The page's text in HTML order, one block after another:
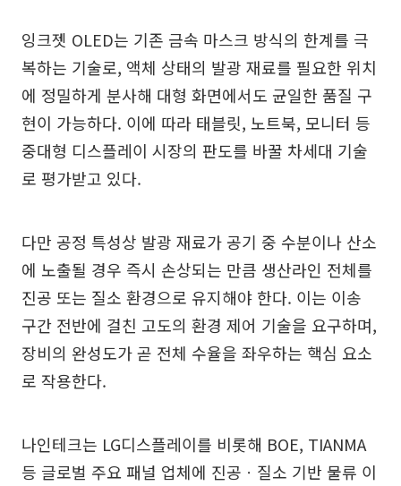
잉크젯 OLED는 기존 금속 마스크 방식의 한계를 극
복하는 기술로, 액체 상태의 발광 재료를 필요한 위치
에 정밀하게 분사해 대형 화면에서도 균일한 품질 구
현이 가능하다. 이에 따라 태블릿, 노트북, 모니터 등
중대형 디스플레이 시장의 판도를 바꿀 차세대 기술
로 평가받고 있다.
다만 공정 특성상 발광 재료가 공기 중 수분이나 산소
에 노출될 경우 즉시 손상되는 만큼 생산라인 전체를
진공 또는 질소 환경으로 유지해야 한다. 이는 이송
구간 전반에 걸친 고도의 환경 제어 기술을 요구하며,
장비의 완성도가 곧 전체 수율을 좌우하는 핵심 요소
로 작용한다.
나인테크는 LG디스플레이를 비롯해 BOE, TIANMA
등 글로벌 주요 패널 업체에 진공ㆍ질소 기반 물류 이